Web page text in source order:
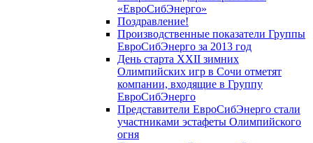
«ЕвроСибЭнерго»
Поздравление!
Производственные показатели Группы
ЕвроСибЭнерго за 2013 год
День старта XXII зимних
Олимпийских игр в Сочи отметят
компании, входящие в Группу
ЕвроСибЭнерго
Представители ЕвроСибЭнерго стали
участниками эстафеты Олимпийского
огня